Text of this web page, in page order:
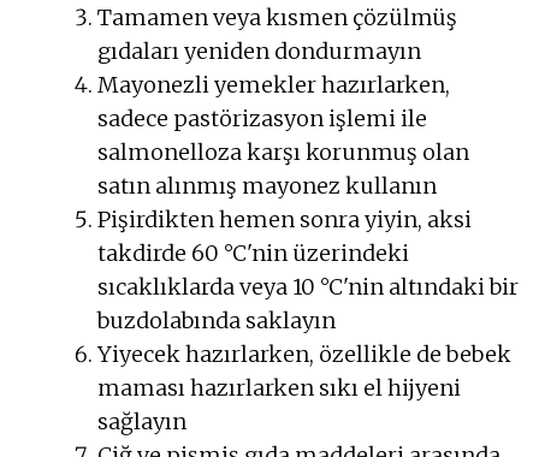
Tamamen veya kısmen çözülmüş
gıdaları yeniden dondurmayın
Mayonezli yemekler hazırlarken,
sadece pastörizasyon işlemi ile
salmonelloza karşı korunmuş olan
satın alınmış mayonez kullanın
Pişirdikten hemen sonra yiyin, aksi
takdirde 60 °C'nin üzerindeki
sıcaklıklarda veya 10 °C'nin altındaki bir
buzdolabında saklayın
Yiyecek hazırlarken, özellikle de bebek
maması hazırlarken sıkı el hijyeni
sağlayın